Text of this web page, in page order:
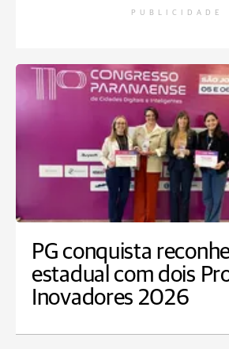
PUBLICIDADE
PG conquista
estadual com dois
Inovadores 2026